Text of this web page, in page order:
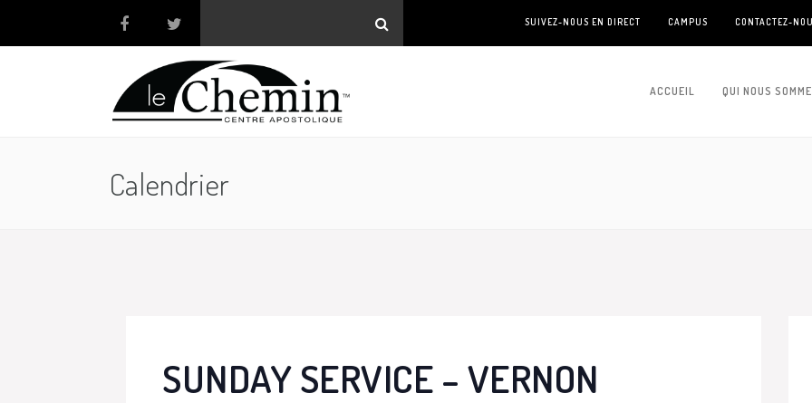
SUIVEZ-NOUS EN DIRECT CAMPUS CONTACTEZ-
ACCUEIL QUI NOUS
Calendrier
SUNDAY SERVICE – VERNON